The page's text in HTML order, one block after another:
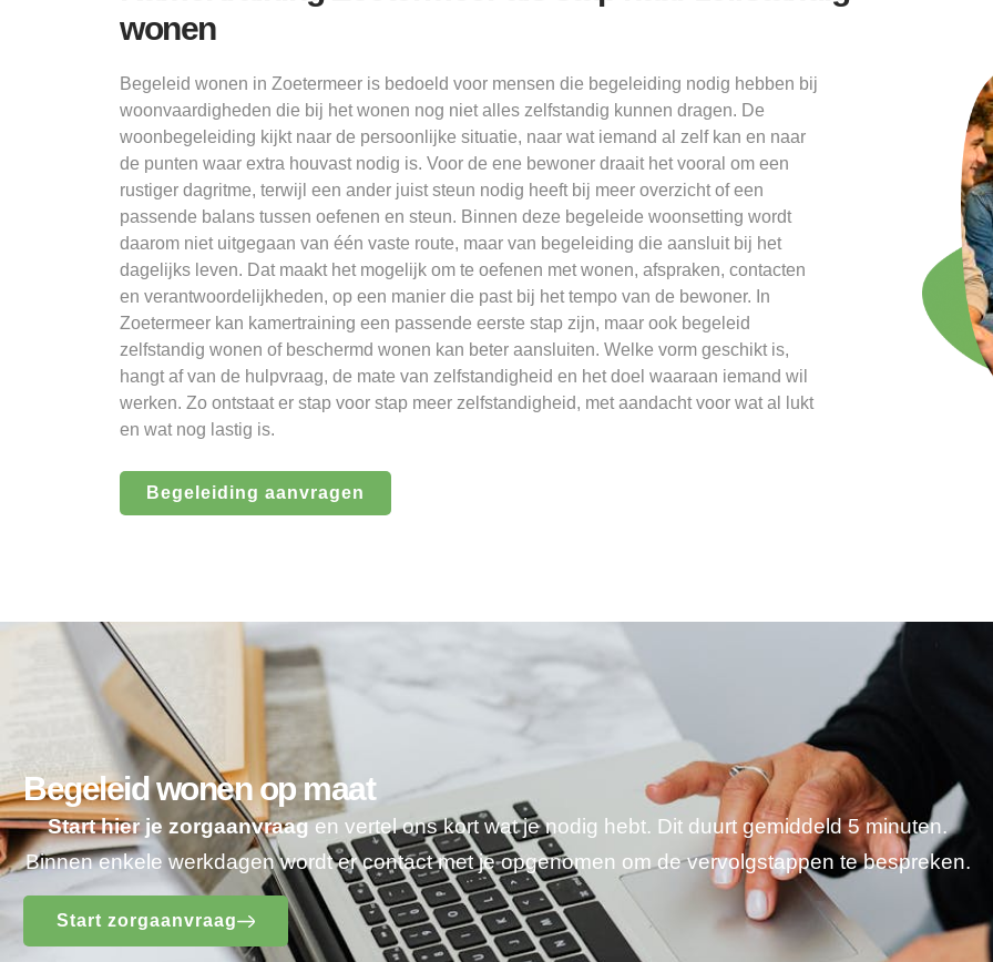
wonen
Begeleid wonen in Zoetermeer is bedoeld voor mensen die begeleiding nodig hebben bij
woonvaardigheden die bij het wonen nog niet alles zelfstandig kunnen dragen. De
woonbegeleiding kijkt naar de persoonlijke situatie, naar wat iemand al zelf kan en naar
de punten waar extra houvast nodig is. Voor de ene bewoner draait het vooral om een
rustiger dagritme, terwijl een ander juist steun nodig heeft bij meer overzicht of een
passende balans tussen oefenen en steun. Binnen deze begeleide woonsetting wordt
daarom niet uitgegaan van één vaste route, maar van begeleiding die aansluit bij het
dagelijks leven. Dat maakt het mogelijk om te oefenen met wonen, afspraken, contacten
en verantwoordelijkheden, op een manier die past bij het tempo van de bewoner. In
Zoetermeer kan kamertraining een passende eerste stap zijn, maar ook begeleid
zelfstandig wonen of beschermd wonen kan beter aansluiten. Welke vorm geschikt is,
hangt af van de hulpvraag, de mate van zelfstandigheid en het doel waaraan iemand wil
werken. Zo ontstaat er stap voor stap meer zelfstandigheid, met aandacht voor wat al lukt
en wat nog lastig is.
Begeleiding aanvragen
Begeleid wonen op maat
Start hier je zorgaanvraagen vertel ons kort wat je nodig hebt. Dit duurt gemiddeld 5 minuten.
Binnen enkele werkdagen wordt er contact met je opgenomen om de vervolgstappen te bespreken.
Start zorgaanvraag